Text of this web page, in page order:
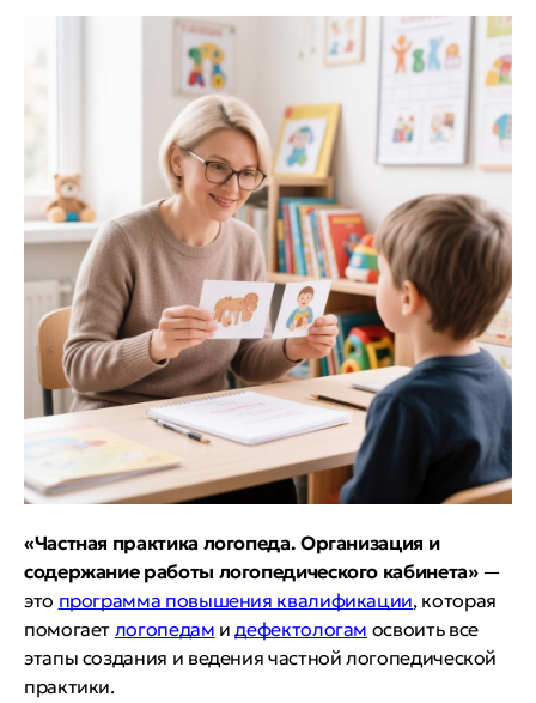
«Частная практика логопеда. Организация и
содержание работы логопедического кабинета»—
это программа повышения квалификации, которая
помогает логопедам идефектологам освоить все
этапы создания и ведения частной логопедической
практики.